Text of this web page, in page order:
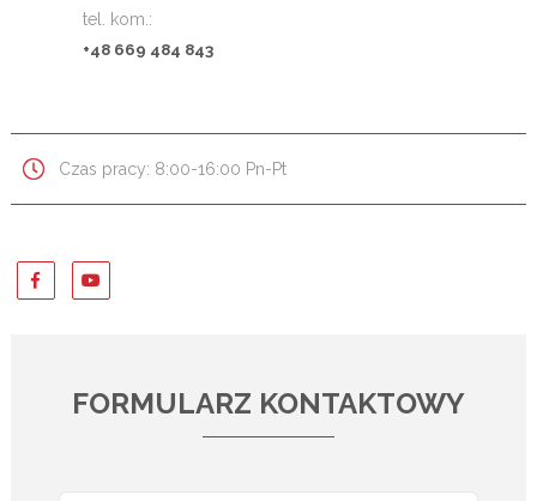
tel. kom.:
+48 669 484 843
Czas pracy: 8:00-16:00 Pn-Pt
FORMULARZ KONTAKTOWY